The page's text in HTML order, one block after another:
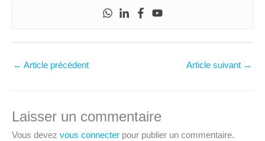
← Article précédent Article suivant →
Laisser un commentaire
Vous devez vous connecter pour publier un commentaire.